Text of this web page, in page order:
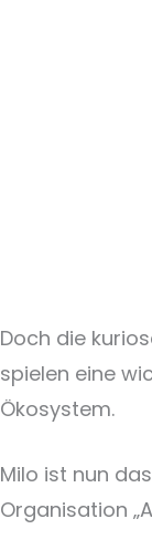
Doch die
spielen eine
Ökosystem.
Milo ist nun
Organisation